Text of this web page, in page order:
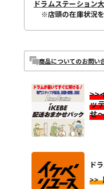
ドラムステーション
※店頭の在庫状況
商品についてのお問い
>>
ッ
せ
ド
>>